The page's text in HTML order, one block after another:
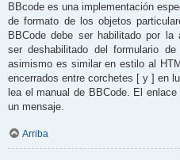
BBcode es una implementación
de formato de los objetos
BBCode debe ser habilitado por la
ser deshabilitado del formulario
asimismo es similar en estilo al
encerrados entre corchetes [ y ] en
lea el manual de BBCode. El
un mensaje.
Arriba